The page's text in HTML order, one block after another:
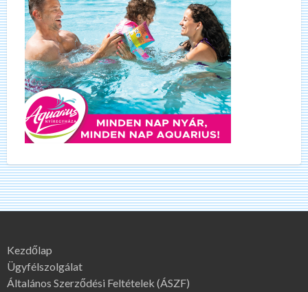
Kezdőlap
Ügyfélszolgálat
Általános Szerződési Feltételek (ÁSZF)